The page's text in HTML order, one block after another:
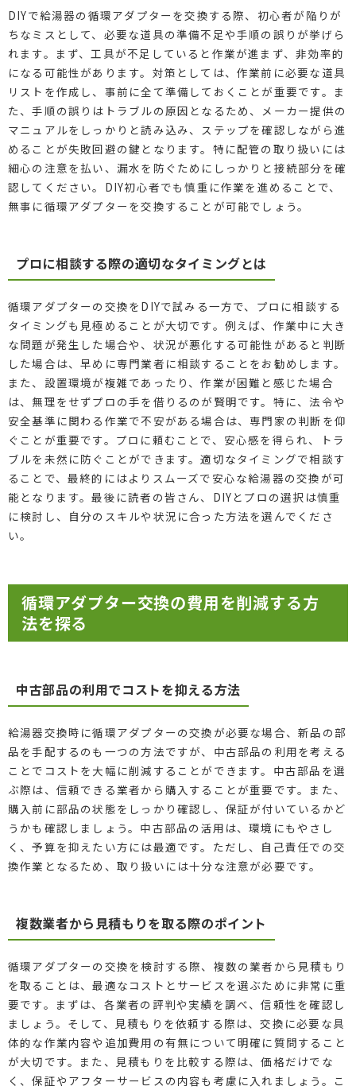
DIYで給湯器の循環アダプターを交換する際、初心者が陥りが
ちなミスとして、必要な道具の準備不足や手順の誤りが挙げら
れます。まず、工具が不足していると作業が進まず、非効率的
になる可能性があります。対策としては、作業前に必要な道具
リストを作成し、事前に全て準備しておくことが重要です。ま
た、手順の誤りはトラブルの原因となるため、メーカー提供の
マニュアルをしっかりと読み込み、ステップを確認しながら進
めることが失敗回避の鍵となります。特に配管の取り扱いには
細心の注意を払い、漏水を防ぐためにしっかりと接続部分を確
認してください。DIY初心者でも慎重に作業を進めることで、
無事に循環アダプターを交換することが可能でしょう。
プロに相談する際の適切なタイミングとは
循環アダプターの交換をDIYで試みる一方で、プロに相談する
タイミングも見極めることが大切です。例えば、作業中に大き
な問題が発生した場合や、状況が悪化する可能性があると判断
した場合は、早めに専門業者に相談することをお勧めします。
また、設置環境が複雑であったり、作業が困難と感じた場合
は、無理をせずプロの手を借りるのが賢明です。特に、法令や
安全基準に関わる作業で不安がある場合は、専門家の判断を仰
ぐことが重要です。プロに頼むことで、安心感を得られ、トラ
ブルを未然に防ぐことができます。適切なタイミングで相談す
ることで、最終的にはよりスムーズで安心な給湯器の交換が可
能となります。最後に読者の皆さん、DIYとプロの選択は慎重
に検討し、自分のスキルや状況に合った方法を選んでくださ
い。
循環アダプター交換の費用を削減する方
法を探る
中古部品の利用でコストを抑える方法
給湯器交換時に循環アダプターの交換が必要な場合、新品の部
品を手配するのも一つの方法ですが、中古部品の利用を考える
ことでコストを大幅に削減することができます。中古部品を選
ぶ際は、信頼できる業者から購入することが重要です。また、
購入前に部品の状態をしっかり確認し、保証が付いているかど
うかも確認しましょう。中古部品の活用は、環境にもやさし
く、予算を抑えたい方には最適です。ただし、自己責任での交
換作業となるため、取り扱いには十分な注意が必要です。
複数業者から見積もりを取る際のポイント
循環アダプターの交換を検討する際、複数の業者から見積もり
を取ることは、最適なコストとサービスを選ぶために非常に重
要です。まずは、各業者の評判や実績を調べ、信頼性を確認し
ましょう。そして、見積もりを依頼する際は、交換に必要な具
体的な作業内容や追加費用の有無について明確に質問すること
が大切です。また、見積もりを比較する際は、価格だけでな
く、保証やアフターサービスの内容も考慮に入れましょう。こ